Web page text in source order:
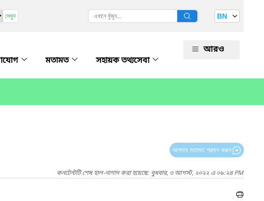
দেখুন BN
মতামত সহায়ক তথ্যসেবা
আরও
আপনার মতামত প্রদান করুন
কনটেন্টটি শেষ হাল-নাগাদ করা হয়েছে: বুধবার, ৩ আগস্ট, ২০২২ এ ০৯:২৪ PM